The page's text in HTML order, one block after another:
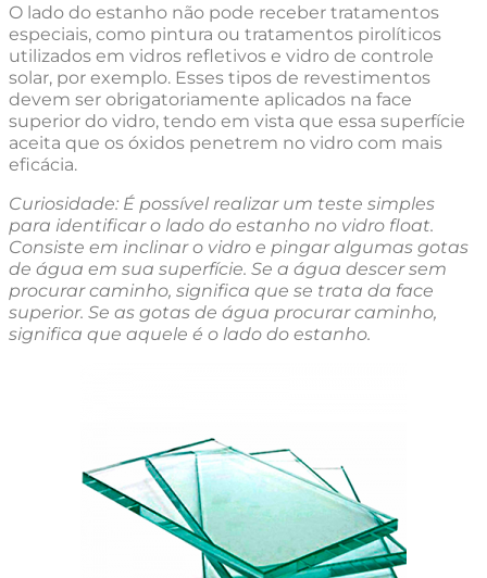
O lado do estanho não pode receber tratamentos
especiais, como pintura ou tratamentos pirolíticos
utilizados em vidros refletivos e vidro de controle
solar, por exemplo. Esses tipos de revestimentos
devem ser obrigatoriamente aplicados na face
superior do vidro, tendo em vista que essa superfície
aceita que os óxidos penetrem no vidro com mais
eficácia.
Curiosidade: É possível realizar um teste simples
para identificar o lado do estanho no vidro float.
Consiste em inclinar o vidro e pingar algumas gotas
de água em sua superfície. Se a água descer sem
procurar caminho, significa que se trata da face
superior. Se as gotas de água procurar caminho,
significa que aquele é o lado do estanho.